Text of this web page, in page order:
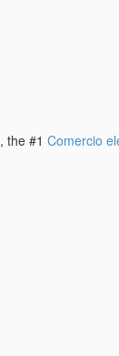
, the #1 Comercio